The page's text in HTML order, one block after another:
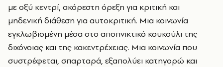
με οξύ κεντρί, ακόρεστη όρεξη για κριτική και
μηδενική διάθεση για αυτοκριτική. Μια κοινωνία
εγκλωβισμένη μέσα στο αποπνικτικό κουκούλι της
διχόνοιας και της κακεντρέχειας. Μια κοινωνία που
συστρέφεται, σπαρταρά, εξαπολύει κατηγορώ και